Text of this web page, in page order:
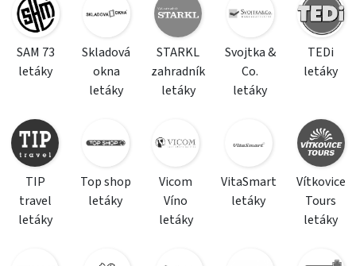
SAM 73
letáky
Skladová
okna
letáky
STARKL
zahradník
letáky
Svojtka &
Co.
letáky
TEDi
letáky
TIP
travel
letáky
Top shop
letáky
Vicom
Víno
letáky
VitaSmart
letáky
Vítkovice
Tours
letáky